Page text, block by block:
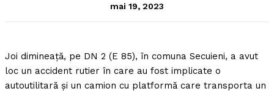
mai 19, 2023
Joi dimineaţă, pe DN 2 (E 85), în comuna Secuieni, a avut
loc un accident rutier în care au fost implicate o
autoutilitară şi un camion cu platformă care transporta un